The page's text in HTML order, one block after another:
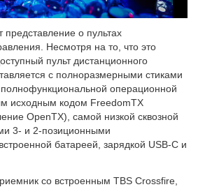
о пультах
Несмотря на то, что это
пульт дистанционного
с полноразмерными стиками
операционной
исходным кодом FreedomTX
OpenTX), самой низкой сквозной
3- и 2-позиционными
батареей, зарядкой USB-C и
со встроенным TBS Crossfire,